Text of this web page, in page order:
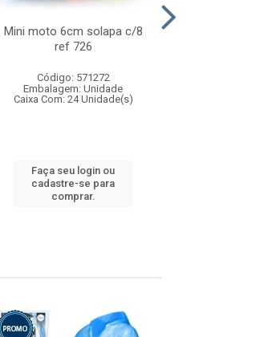
Mini moto 6cm solapa c/8
ref 726
Código: 571272
Embalagem: Unidade
Caixa Com: 24 Unidade(s)
Faça seu login ou
cadastre-se para
comprar.